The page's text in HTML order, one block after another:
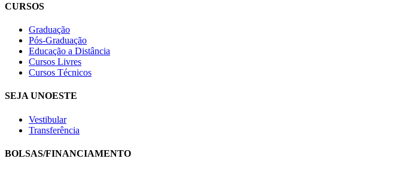
CURSOS
Graduação
Pós-Graduação
Educação a Distância
Cursos Livres
Cursos Técnicos
SEJA UNOESTE
Vestibular
Transferência
BOLSAS/FINANCIAMENTO